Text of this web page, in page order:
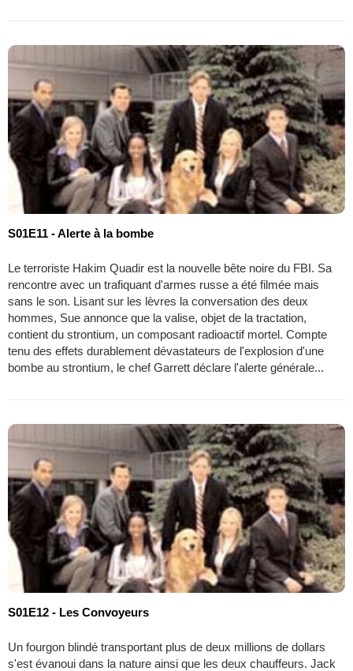
S01E11 - Alerte à la bombe
Le terroriste Hakim Quadir est la nouvelle bête noire du FBI. Sa
rencontre avec un trafiquant d'armes russe a été filmée mais
sans le son. Lisant sur les lèvres la conversation des deux
hommes, Sue annonce que la valise, objet de la tractation,
contient du strontium, un composant radioactif mortel. Compte
tenu des effets durablement dévastateurs de l'explosion d'une
bombe au strontium, le chef Garrett déclare l'alerte générale...
S01E12 - Les Convoyeurs
Un fourgon blindé transportant plus de deux millions de dollars
s'est évanoui dans la nature ainsi que les deux chauffeurs. Jack